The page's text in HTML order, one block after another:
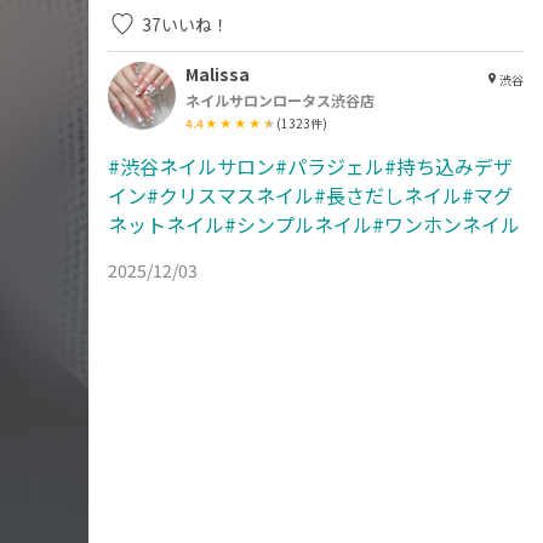
37いいね！
Malissa
ネイルサロンロータス渋谷店
4.4 (1323件)
渋谷
#渋谷ネイルサロン#パラジェル#持ち込みデザ
イン#クリスマスネイル#長さだしネイル#マグ
ネットネイル#シンプルネイル#ワンホンネイル
2025/12/03